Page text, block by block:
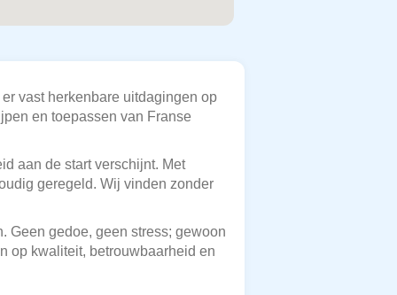
vast herkenbare uitdagingen op
en toepassen van Franse
aan de start verschijnt. Met
geregeld. Wij vinden zonder
Geen gedoe, geen stress; gewoon
op kwaliteit, betrouwbaarheid en